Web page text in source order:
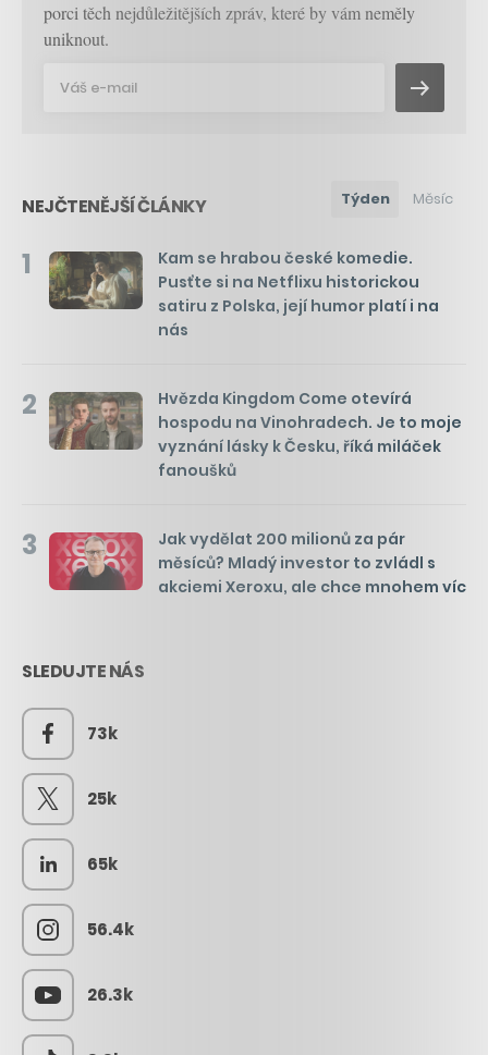
porci těch nejdůležitějších zpráv, které by vám neměly
uniknout.
NEJČTENĚJŠÍ ČLÁNKY Týden Měsíc
1
Kam se hrabou české komedie.
Pusťte si na Netflixu historickou
satiru z Polska, její humor platí i na
nás
2
Hvězda Kingdom Come otevírá
hospodu na Vinohradech. Je to moje
vyznání lásky k Česku, říká miláček
fanoušků
3
Jak vydělat 200 milionů za pár
měsíců? Mladý investor to zvládl s
akciemi Xeroxu, ale chce mnohem víc
SLEDUJTE NÁS
73k
25k
65k
56.4k
26.3k